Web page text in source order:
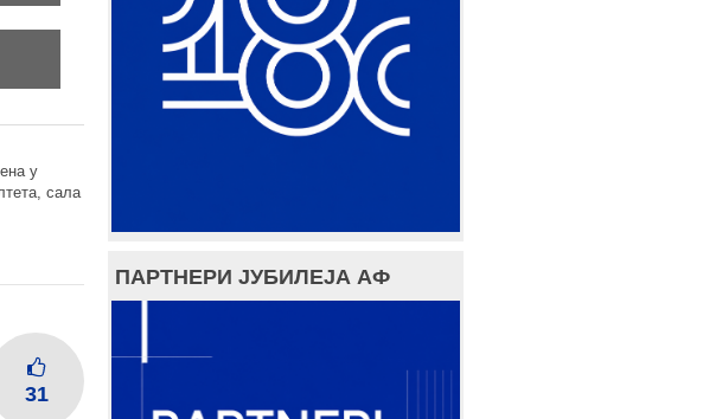
у
сала
31
ПАРТНЕРИ ЈУБИЛЕЈА АФ